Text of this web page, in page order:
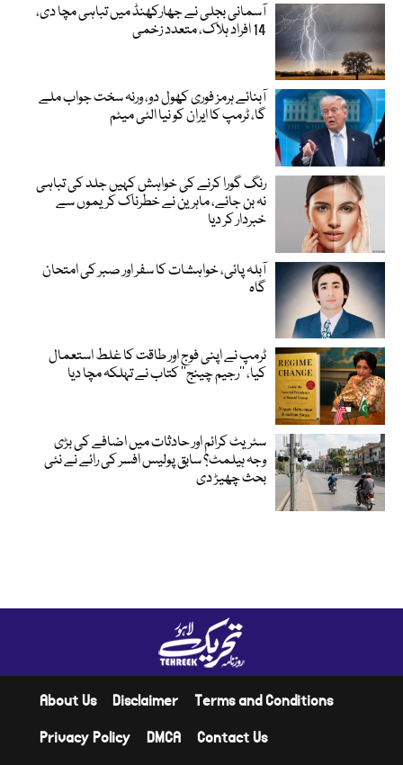
آسمانی بجلی نے جھارکھنڈ میں تباہی مچا دی،
14 افراد ہلاک، متعدد زخمی
آبنائے ہرمز فوری کھول دو، ورنہ سخت جواب ملے
گا، ٹرمپ کا ایران کو نیا الٹی میٹم
رنگ گورا کرنے کی خواہش کہیں جلد کی تباہی
نہ بن جائے، ماہرین نے خطرناک کریموں سے
خبردار کر دیا
آبلہ پائی، خواہشات کا سفر اور صبر کی امتحان
گاہ
ٹرمپ نے اپنی فوج اور طاقت کا غلط استعمال
کیا، ’’رجیم چینج‘‘ کتاب نے تہلکہ مچا دیا
سٹریٹ کرائم اور حادثات میں اضافے کی بڑی
وجہ ہیلمٹ؟ سابق پولیس افسر کی رائے نے نئی
بحث چھیڑ دی
About Us Disclaimer
Terms and Conditions
Privacy Policy
DMCA Contact Us